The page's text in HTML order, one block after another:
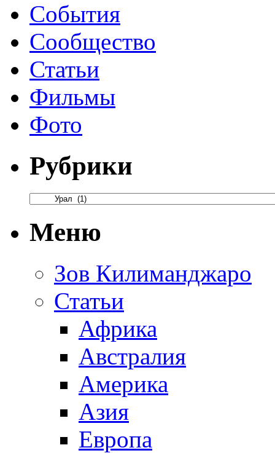
События
Сообщество
Статьи
Фильмы
Фото
Рубрики
Меню
Зов Килиманджаро
Статьи
Африка
Австралия
Америка
Азия
Европа